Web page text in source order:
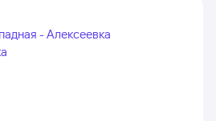
- Алексеевка